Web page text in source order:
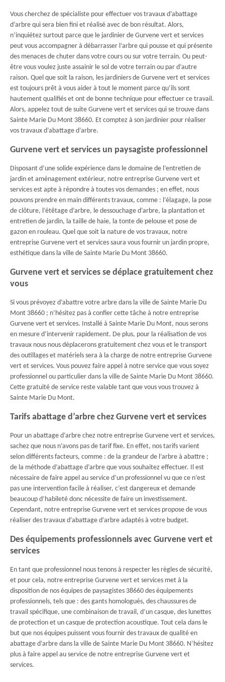
Vous cherchez de spécialiste pour effectuer vos travaux d’abattage
d’arbre qui sera bien fini et réalisé avec de bon résultat. Alors,
n’inquiétez surtout parce que le jardinier de Gurvene vert et services
peut vous accompagner à débarrasser l’arbre qui pousse et qui présente
des menaces de chuter dans votre cours ou sur votre terrain. Ou peut-
être vous voulez juste assainir le sol de votre terrain ou par d’autre
raison. Quel que soit la raison, les jardiniers de Gurvene vert et services
est toujours prêt à vous aider à tout le moment parce qu’ils sont
hautement qualifiés et ont de bonne technique pour effectuer ce travail.
Alors, appelez tout de suite Gurvene vert et services qui se trouve dans
Sainte Marie Du Mont 38660. Et comptez à son jardinier pour réaliser
vos travaux d’abattage d’arbre.
Gurvene vert et services un paysagiste professionnel
Disposant d’une solide expérience dans le domaine de l’entretien de
jardin et aménagement extérieur, notre entreprise Gurvene vert et
services est apte à répondre à toutes vos demandes ; en effet, nous
pouvons prendre en main différents travaux, comme : l’élagage, la pose
de clôture, l’étêtage d’arbre, le dessouchage d’arbre, la plantation et
entretien de jardin, la taille de haie, la tonte de pelouse et pose de
gazon en rouleau. Quel que soit la nature de vos travaux, notre
entreprise Gurvene vert et services saura vous fournir un jardin propre,
esthétique dans la ville de Sainte Marie Du Mont 38660.
Gurvene vert et services se déplace gratuitement chez
vous
Si vous prévoyez d’abattre votre arbre dans la ville de Sainte Marie Du
Mont 38660 ; n’hésitez pas à confier cette tâche à notre entreprise
Gurvene vert et services. Installé à Sainte Marie Du Mont, nous serons
en mesure d’intervenir rapidement. De plus, pour la réalisation de vos
travaux nous nous déplacerons gratuitement chez vous et le transport
des outillages et matériels sera à la charge de notre entreprise Gurvene
vert et services. Vous pouvez faire appel à notre service que vous soyez
professionnel ou particulier dans la ville de Sainte Marie Du Mont 38660.
Cette gratuité de service reste valable tant que vous vous trouvez à
Sainte Marie Du Mont.
Tarifs abattage d’arbre chez Gurvene vert et services
Pour un abattage d’arbre chez notre entreprise Gurvene vert et services,
sachez que nous n’avons pas de tarif fixe. En effet, nos tarifs varient
selon différents facteurs, comme : de la grandeur de l’arbre à abattre ;
de la méthode d’abattage d’arbre que vous souhaitez effectuer. Il est
nécessaire de faire appel au service d’un professionnel vu que ce n’est
pas une intervention facile à réaliser, c’est dangereux et demande
beaucoup d’habileté donc nécessite de faire un investissement.
Cependant, notre entreprise Gurvene vert et services propose de vous
réaliser des travaux d’abattage d’arbre adaptés à votre budget.
Des équipements professionnels avec Gurvene vert et
services
En tant que professionnel nous tenons à respecter les règles de sécurité,
et pour cela, notre entreprise Gurvene vert et services met à la
disposition de nos équipes de paysagistes 38660 des équipements
professionnels, tels que : des gants homologués, des chaussures de
travail spécifique, une combinaison de travail, d’un casque, des lunettes
de protection et un casque de protection acoustique. Tout cela dans le
but que nos équipes puissent vous fournir des travaux de qualité en
abattage d’arbre dans la ville de Sainte Marie Du Mont 38660. N’hésitez
plus à faire appel au service de notre entreprise Gurvene vert et
services.